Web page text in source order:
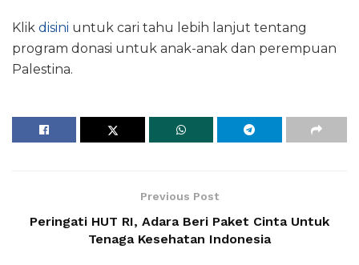
Klik disini untuk cari tahu lebih lanjut tentang
program donasi untuk anak-anak dan perempuan
Palestina.
Previous Post
Peringati HUT RI, Adara Beri Paket Cinta Untuk
Tenaga Kesehatan Indonesia